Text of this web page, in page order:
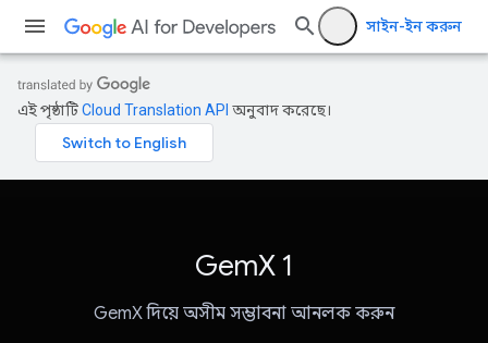
সাইন-ইন করুন
এই পৃষ্ঠাটিCloud Translation API অনুবাদ করেছে।
GemX 1
GemX দিয়ে অসীম সম্ভাবনা আনলক করুন